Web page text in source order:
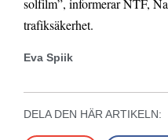
solfilm”, informerar NTF,
trafiksäkerhet.
Eva Spiik
DELA DEN HÄR ARTIKELN: